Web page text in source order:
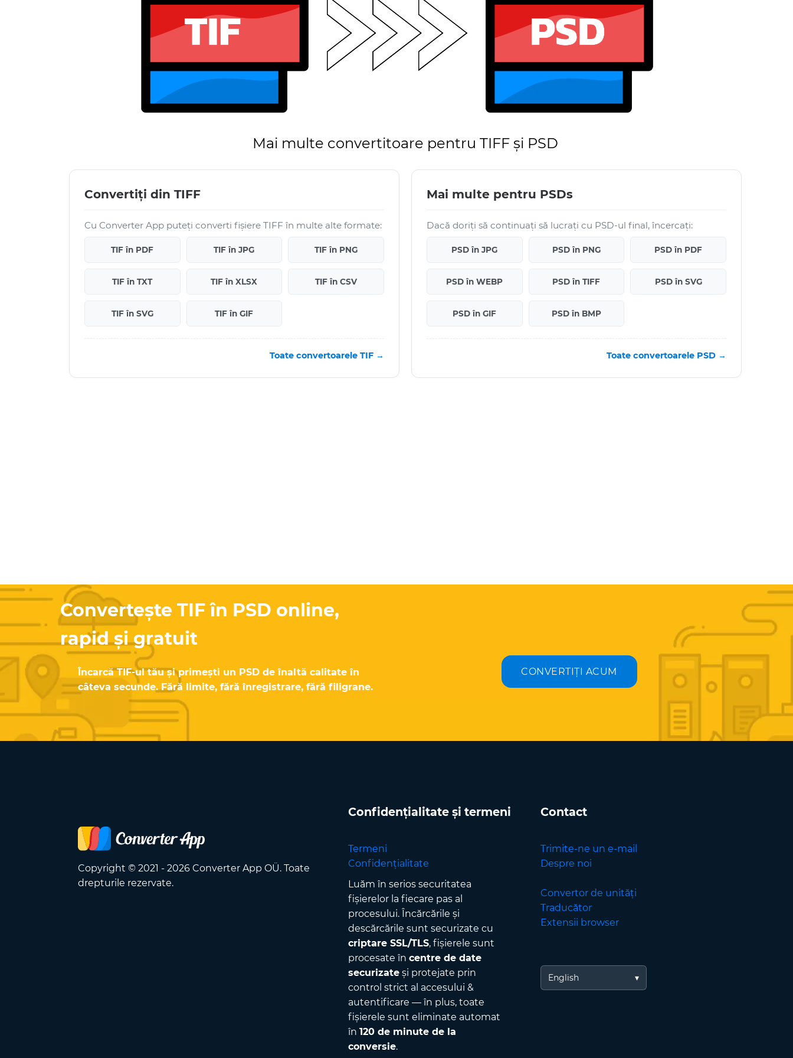
Mai multe convertitoare pentru TIFF și PSD
Convertiți din TIFF
Cu Converter App puteți converti fișiere TIFF în multe alte formate:
TIF în PDF TIF în JPG TIF în PNG
TIF în TXT TIF în XLSX TIF în CSV
TIF în SVG TIF în GIF
Toate convertoarele TIF →
Mai multe pentru PSDs
Dacă doriți să continuați să lucrați cu PSD-ul final, încercați:
PSD în JPG PSD în PNG PSD în PDF
PSD în WEBP PSD în TIFF PSD în SVG
PSD în GIF PSD în BMP
Toate convertoarele PSD →
Convertește TIF în PSD online,
rapid și gratuit
Încarcă TIF-ul tău și primești un PSD de înaltă calitate în
câteva secunde. Fără limite, fără înregistrare, fără filigrane.
CONVERTIȚI ACUM
Copyright © 2021 - 2026 Converter App OÜ. Toate
drepturile rezervate.
Confidențialitate și termeni
Termeni
Confidențialitate
Luăm în serios securitatea
fișierelor la fiecare pas al
procesului. Încărcările și
descărcările sunt securizate cu
criptare SSL/TLS, fișierele sunt
procesate în centre de date
securizateși protejate prin
control strict al accesului &
autentificare — în plus, toate
fișierele sunt eliminate automat
în 120 de minute de la
conversie.
Contact
Trimite-ne un e-mail
Despre noi
Convertor de unități
Traducător
Extensii browser
English